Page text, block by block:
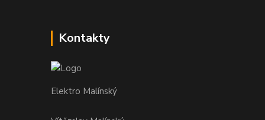
Kontakty
Elektro Malínský